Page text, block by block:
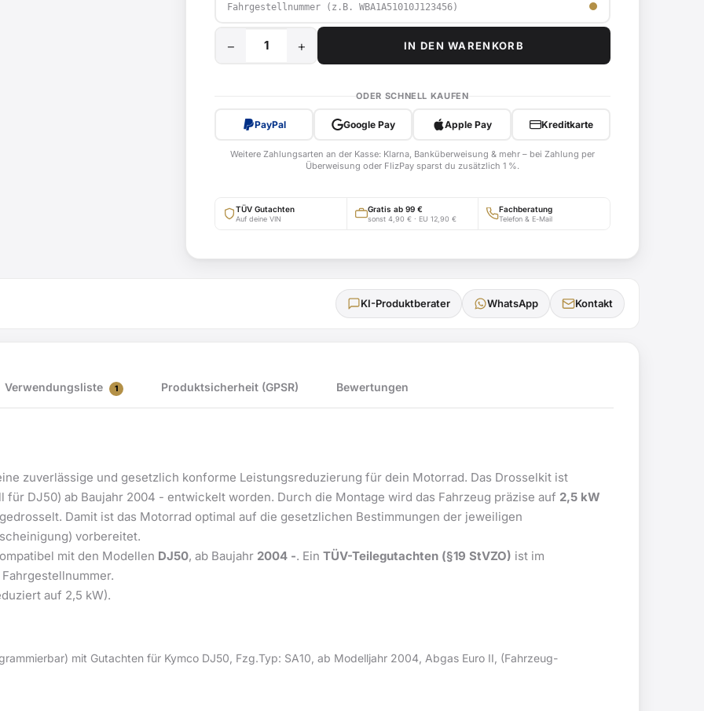
Kymco
DJ50,
EURO
Bj.
TÜV-
− + IN DEN WARENKORB
ODER SCHNELL KAUFEN
PayPal Google Pay Apple Pay Kreditkarte
Weitere Zahlungsarten an der Kasse: Klarna, Banküberweisung & mehr – bei Zahlung per
Überweisung oder FlizPay sparst du zusätzlich 1 %.
TÜV Gutachten
Auf deine VIN
Gratis ab 99 €
sonst 4,90 € · EU 12,90 €
Fachberatung
Telefon & E-Mail
KI-Produktberater WhatsApp Kontakt
Verwendungsliste 1 Produktsicherheit (GPSR) Bewertungen
zuverlässige und gesetzlich konforme Leistungsreduzierung für dein Motorrad. Das Drosselkit ist
für DJ50) ab Baujahr 2004 - entwickelt worden. Durch die Montage wird das Fahrzeug präzise auf 2,5 kW
gedrosselt. Damit ist das Motorrad optimal auf die gesetzlichen Bestimmungen der jeweiligen
vorbereitet.
mit den Modellen DJ50, ab Baujahr 2004 -. Ein TÜV-Teilegutachten (§19 StVZO) ist im
auf 2,5 kW).
mit Gutachten für Kymco DJ50, Fzg.Typ: SA10, ab Modelljahr 2004, Abgas Euro II, (Fahrzeug-